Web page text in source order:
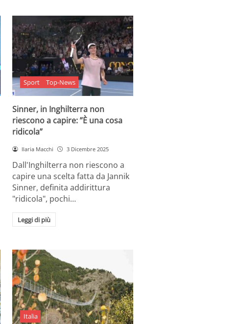
Sport Top-News
Sinner, in Inghilterra non
riescono a capire: ”È una cosa
ridicola”
Ilaria Macchi 3 Dicembre 2025
Dall'Inghilterra non riescono a
capire una scelta fatta da Jannik
Sinner, definita addirittura
"ridicola", pochi…
Leggi di più
Italia